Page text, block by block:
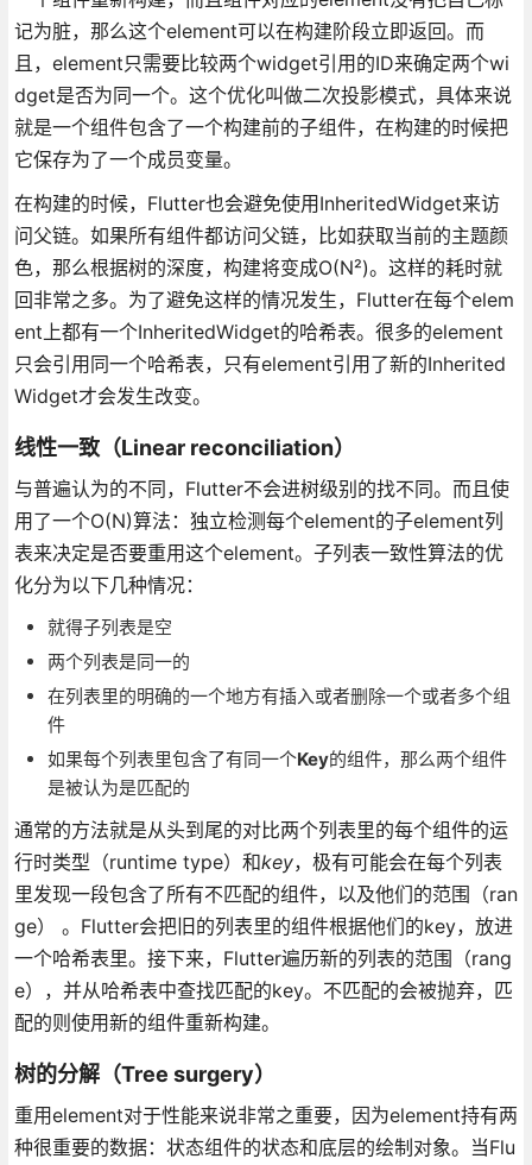
记为脏，那么这个element可以在构建阶段立即返回。而
且，element只需要比较两个widget引用的ID来确定两个wi
dget是否为同一个。这个优化叫做二次投影模式，具体来说
就是一个组件包含了一个构建前的子组件，在构建的时候把
它保存为了一个成员变量。
在构建的时候，Flutter也会避免使用InheritedWidget来访
问父链。如果所有组件都访问父链，比如获取当前的主题颜
色，那么根据树的深度，构建将变成O(N²)。这样的耗时就
回非常之多。为了避免这样的情况发生，Flutter在每个elem
ent上都有一个InheritedWidget的哈希表。很多的element
只会引用同一个哈希表，只有element引用了新的Inherited
Widget才会发生改变。
线性一致（Linear reconciliation）
与普遍认为的不同，Flutter不会进树级别的找不同。而且使
用了一个O(N)算法：独立检测每个element的子element列
表来决定是否要重用这个element。子列表一致性算法的优
化分为以下几种情况：
就得子列表是空
两个列表是同一的
在列表里的明确的一个地方有插入或者删除一个或者多个组
件
如果每个列表里包含了有同一个Key的组件，那么两个组件
是被认为是匹配的
通常的方法就是从头到尾的对比两个列表里的每个组件的运
行时类型（runtime type）和key，极有可能会在每个列表
里发现一段包含了所有不匹配的组件，以及他们的范围（ran
ge） 。Flutter会把旧的列表里的组件根据他们的key，放进
一个哈希表里。接下来，Flutter遍历新的列表的范围（rang
e），并从哈希表中查找匹配的key。不匹配的会被抛弃，匹
配的则使用新的组件重新构建。
树的分解（Tree surgery）
重用element对于性能来说非常之重要，因为element持有两
种很重要的数据：状态组件的状态和底层的绘制对象。当Flu